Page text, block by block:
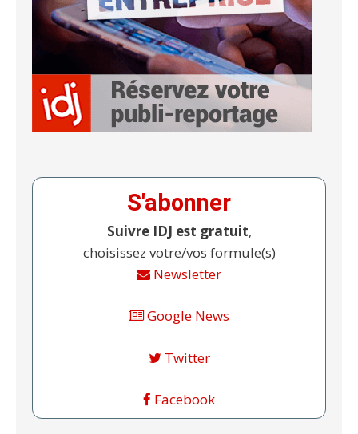
S'abonner
Suivre IDJ est gratuit,
choisissez votre/vos formule(s)
Newsletter
Google News
Twitter
Facebook